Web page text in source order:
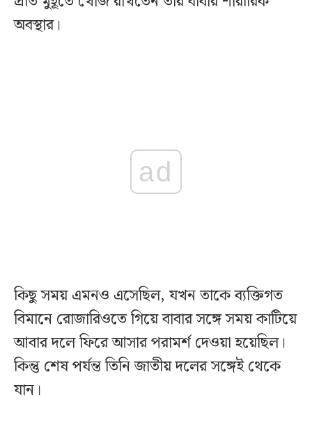
অবস্থার।
ad
কিছু সময় এমনও এসেছিল, যখন তাকে ব্যক্তিগত
বিমানে রোজারিওতে গিয়ে বাবার সঙ্গে সময় কাটিয়ে
আবার দলে ফিরে আসার পরামর্শ দেওয়া হয়েছিল।
কিন্তু শেষ পর্যন্ত তিনি জাতীয় দলের সঙ্গেই থেকে
যান।